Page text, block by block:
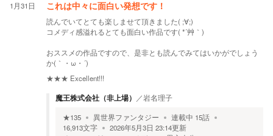
1月31日 これは中々に面白い発想です！
読んでいてとても楽しませて頂きました( ;∀;)
コメディ感溢れるとても面白い作品です( *´艸｀)
おススメの作品ですので、是非とも読んでみてはいかがでしょう
か(｀・ω・´)ゞ
★★★ Excellent!!!
魔王株式会社（非上場） ／岩名理子
★135 異世界ファンタジー 連載中 15話
16,913文字 2026年5月3日 23:14更新